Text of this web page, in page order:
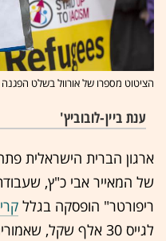
הציטוט מספרו של אורוול בשלט הפגנה
ענת ביין-לובוביץ'
ארגון הברית הישראלית
של המאייר אבי כ"ץ,
ריפורטר" הופסקה בגלל
לגייס 30 אלף שקל,